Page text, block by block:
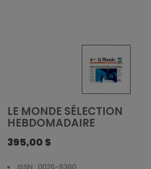
LE MONDE SÉLECTION
HEBDOMADAIRE
395,00 $
ISSN : 0026-9360